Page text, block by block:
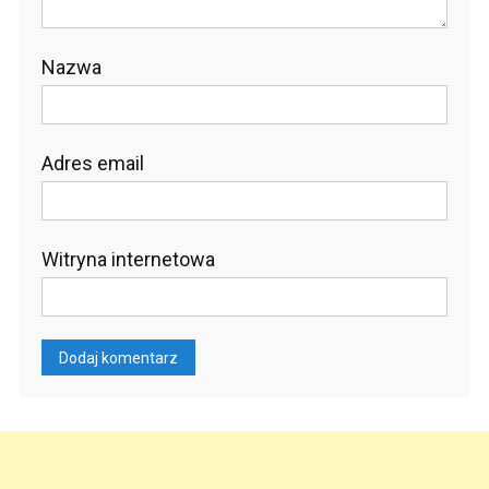
Nazwa
Adres email
Witryna internetowa